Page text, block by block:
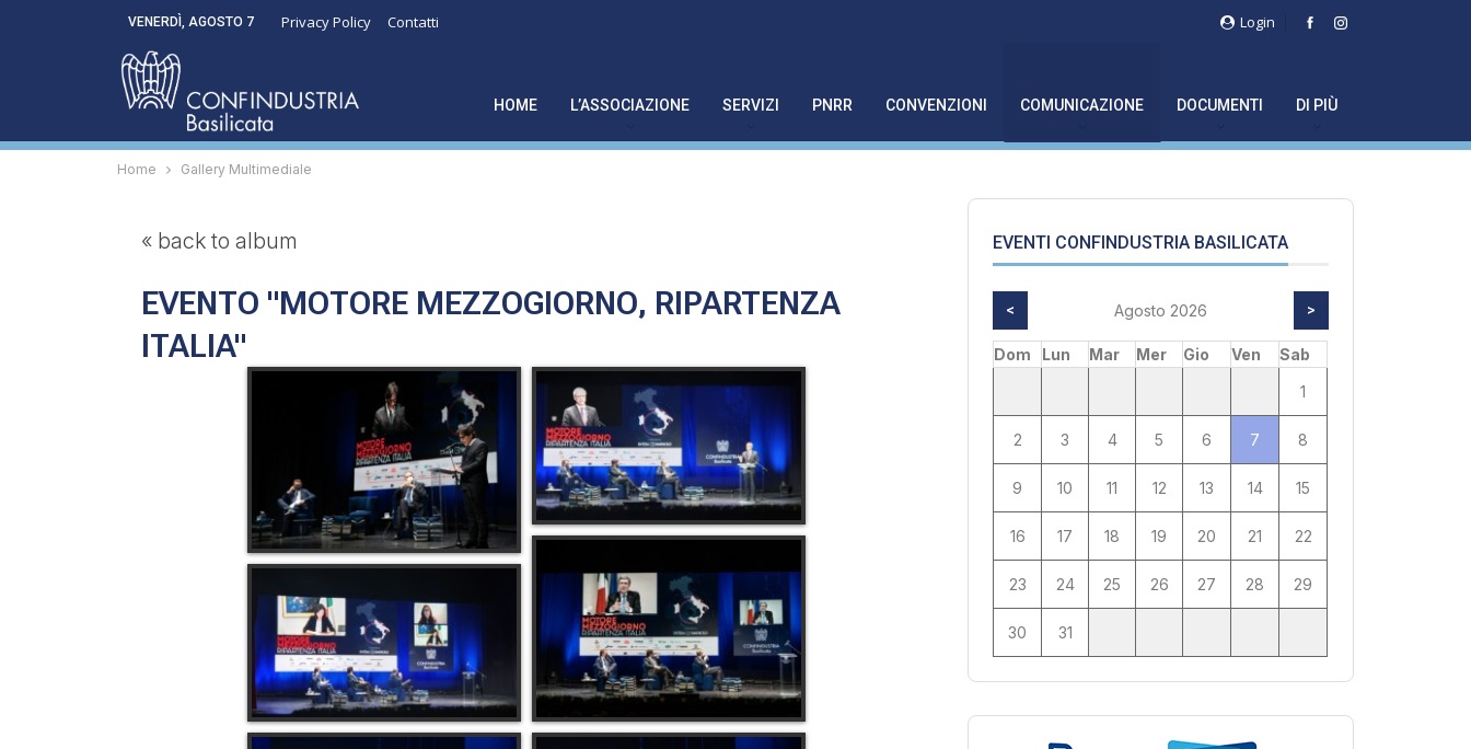
Login
VENERDÌ, AGOSTO 7 Privacy Policy Contatti
HOME L’ASSOCIAZIONE SERVIZI PNRR CONVENZIONI COMUNICAZIONE DOCUMENTI DI PIÙ
Home Gallery Multimediale
« back to album
EVENTO "MOTORE MEZZOGIORNO, RIPARTENZA
ITALIA"
EVENTI CONFINDUSTRIA BASILICATA
< Agosto 2026 >
Dom Lun Mar Mer Gio Ven
Sab
1
2 3 4 5 6 7 8
9 10 11 12 13 14 15
16 17 18 19 20 21 22
23 24 25 26 27 28 29
30 31